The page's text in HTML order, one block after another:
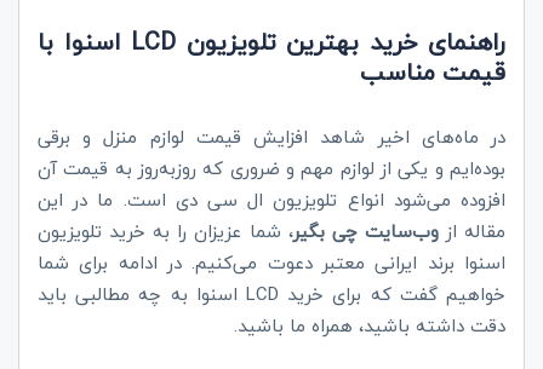
راهنمای خرید بهترین تلویزیون LCD اسنوا با
قیمت مناسب
در ماه‌های اخیر شاهد افزایش قیمت لوازم منزل و برقی
بوده‌ایم و یکی از لوازم مهم و ضروری که روزبه‌روز به قیمت آن
افزوده می‌شود انواع تلویزیون ال سی دی است. ما در این
مقاله ازوب‌سایت چی بگیر، شما عزیزان را به خرید تلویزیون
اسنوا برند ایرانی معتبر دعوت می‌کنیم. در ادامه برای شما
خواهیم گفت که برای خرید LCD اسنوا به چه مطالبی باید
دقت داشته باشید، همراه ما باشید.